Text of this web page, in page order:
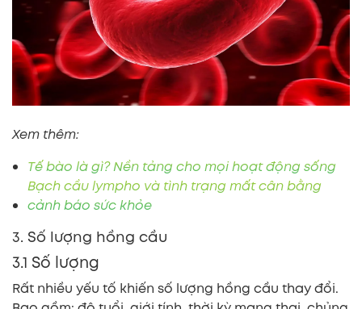
Xem thêm:
Tế bào là gì? Nền tảng cho mọi hoạt động sống
Bạch cầu lympho và tình trạng mất cân bằng
cảnh báo sức khỏe
3. Số lượng hồng cầu
3.1 Số lượng
Rất nhiều yếu tố khiến số lượng hồng cầu thay đổi.